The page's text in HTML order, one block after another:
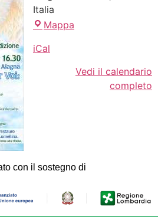
Italia
Mappa
iCal
Vedi il calendario
completo
con il sostegno di